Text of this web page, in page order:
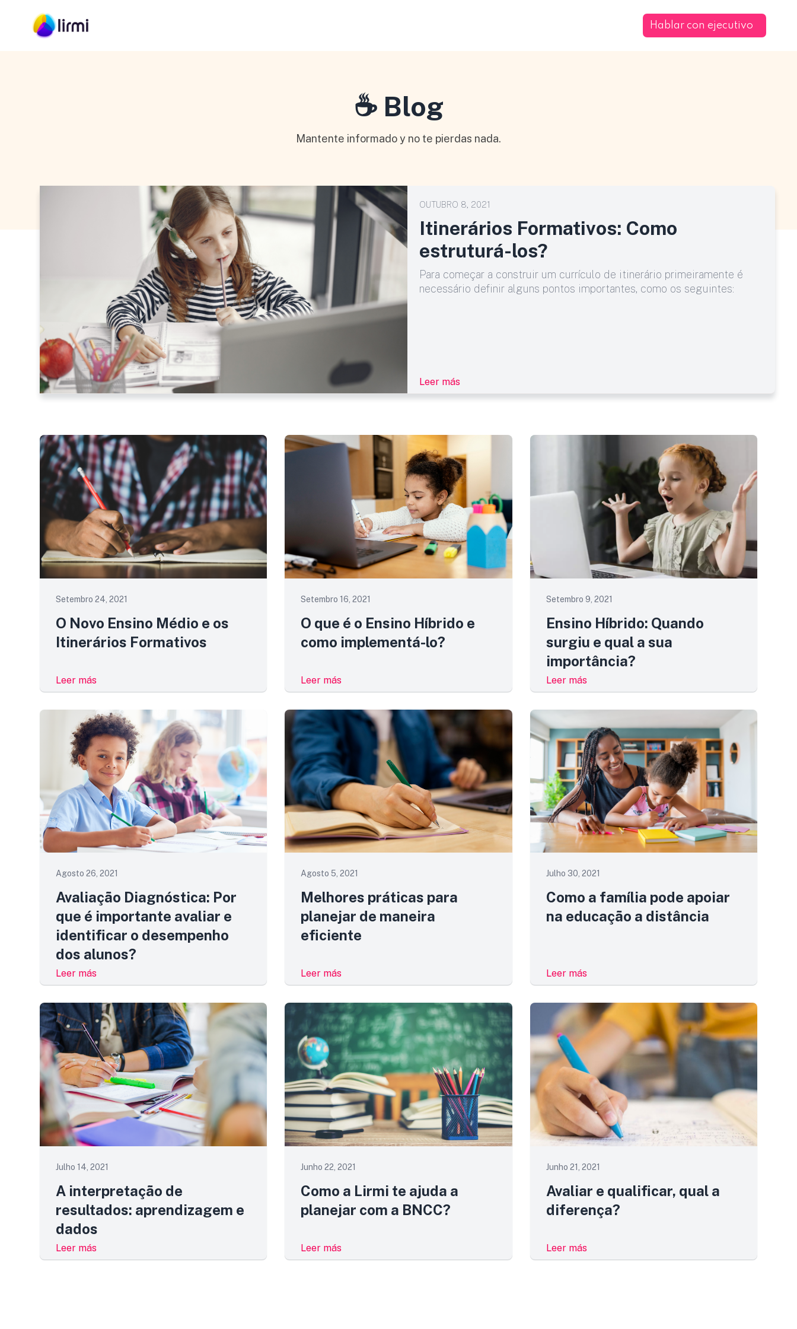
Hablar con ejecutivo
☕ Blog
Mantente informado y no te pierdas nada.
OUTUBRO 8, 2021
Itinerários Formativos: Como
estruturá-los?
Para começar a construir um currículo de itinerário primeiramente é
necessário definir alguns pontos importantes, como os seguintes:
Leer más
Setembro 24, 2021
O Novo Ensino Médio e os
Itinerários Formativos
Leer más
Setembro 16, 2021
O que é o Ensino Híbrido e
como implementá-lo?
Leer más
Setembro 9, 2021
Ensino Híbrido: Quando
surgiu e qual a sua
importância?
Leer más
Agosto 26, 2021
Avaliação Diagnóstica: Por
que é importante avaliar e
identificar o desempenho
dos alunos?
Leer más
Agosto 5, 2021
Melhores práticas para
planejar de maneira
eficiente
Leer más
Julho 30, 2021
Como a família pode apoiar
na educação a distância
Leer más
Julho 14, 2021
A interpretação de
resultados: aprendizagem e
dados
Leer más
Junho 22, 2021
Como a Lirmi te ajuda a
planejar com a BNCC?
Leer más
Junho 21, 2021
Avaliar e qualificar, qual a
diferença?
Leer más